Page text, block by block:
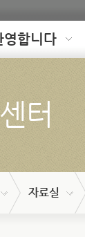
영합니다
터
자료실